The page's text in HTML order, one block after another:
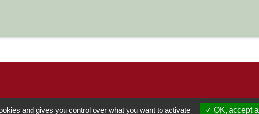
and gives you control over what you want to activate OK, accept all